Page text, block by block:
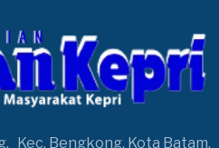
Kec. Bengkong, Kota Batam,